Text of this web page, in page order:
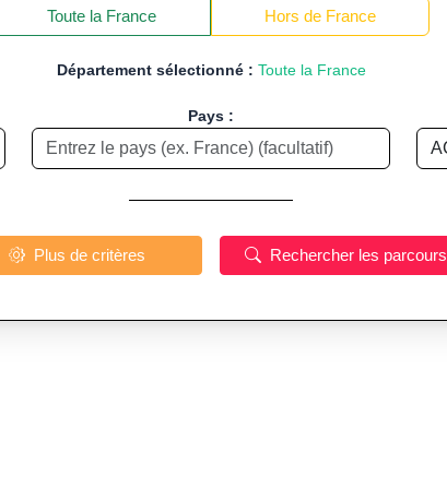
Toute la France Hors de France
Département sélectionné : Toute la France
Pays :
Plus de critères Rechercher les parcours